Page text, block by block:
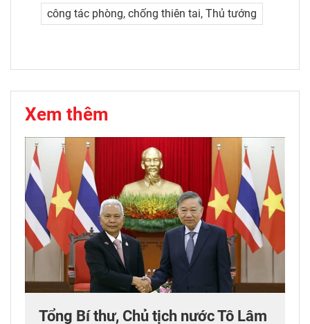
công tác phòng, chống thiên tai, Thủ tướng
Xem thêm
Tổng Bí thư, Chủ tịch nước Tô Lâm